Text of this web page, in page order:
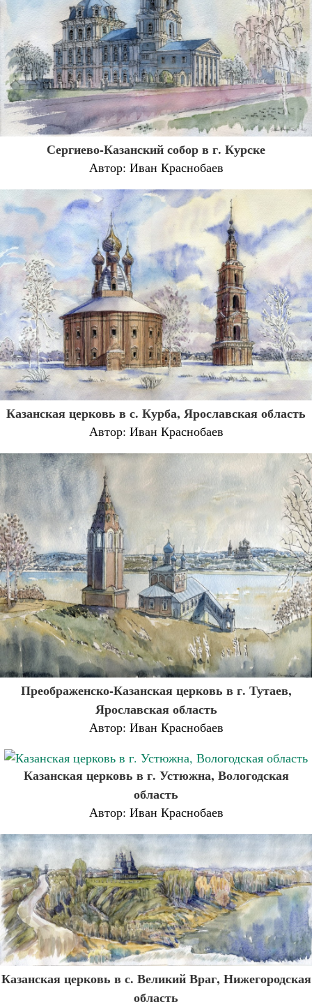
Сергиево-Казанский собор в г. Курске
Автор: Иван Краснобаев
Казанская церковь в с. Курба, Ярославская область
Автор: Иван Краснобаев
Преображенско-Казанская церковь в г. Тутаев,
Ярославская область
Автор: Иван Краснобаев
Казанская церковь в г. Устюжна, Вологодская
область
Автор: Иван Краснобаев
Казанская церковь в с. Великий Враг, Нижегородская
область